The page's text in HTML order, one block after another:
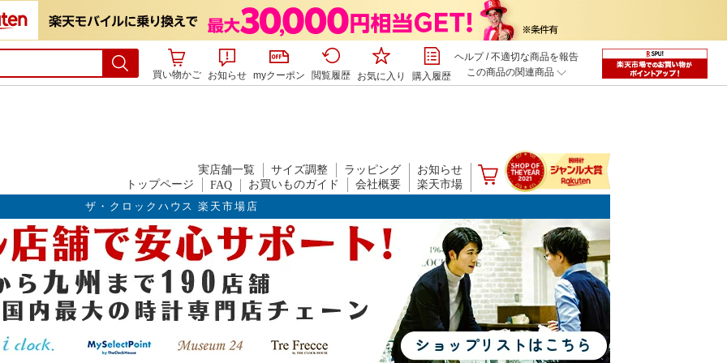
買い物かご お知らせ myクーポン 閲覧履歴 お気に入り 購入履歴
ヘルプ/不適切な商品を報告
この商品の関連商品